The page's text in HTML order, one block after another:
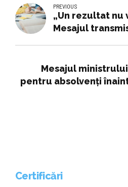
PREVIOUS
„Un rezultat nu
Mesajul
Mesajul
pentru absolvenți
Certificări